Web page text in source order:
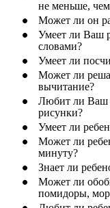
не меньше,
Может ли он
Умеет ли Ваш
словами?
Умеет ли
Может ли
вычитание?
Любит ли Ваш
рисунки?
Умеет ли
Может ли
минуту?
Знает ли
Может ли
помидоры,